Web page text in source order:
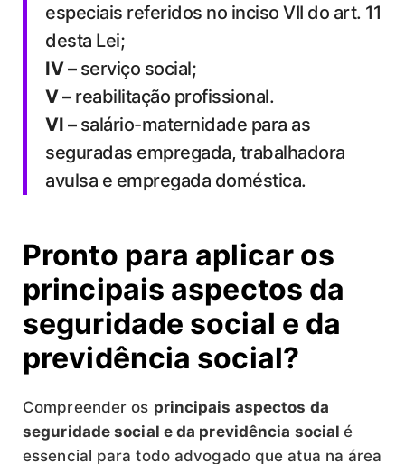
especiais referidos no inciso VII do art. 11
desta Lei;
IV –serviço social;
V –reabilitação profissional.
VI – salário-maternidade para as
seguradas empregada, trabalhadora
avulsa e empregada doméstica.
Pronto para aplicar os
principais aspectos da
seguridade social e da
previdência social?
Compreender os principais aspectos da
seguridade social e da previdência socialé
essencial para todo advogado que atua na área